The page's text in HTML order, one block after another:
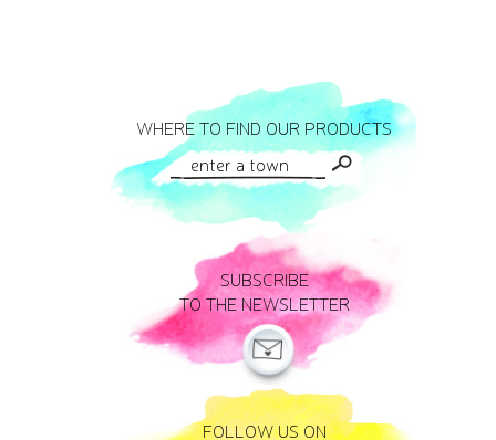
WHERE TO FIND OUR PRODUCTS
SUBSCRIBE
TO THE NEWSLETTER
FOLLOW US ON